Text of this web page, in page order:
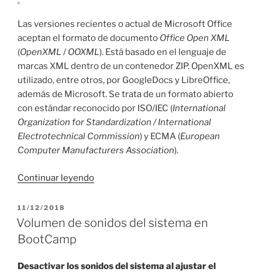
Las versiones recientes o actual de Microsoft Office
aceptan el formato de documento Office Open XML
(OpenXML / OOXML). Está basado en el lenguaje de
marcas XML dentro de un contenedor ZIP. OpenXML es
utilizado, entre otros, por GoogleDocs y LibreOffice,
además de Microsoft. Se trata de un formato abierto
con estándar reconocido por ISO/IEC (International
Organization for Standardization / International
Electrotechnical Commission) y ECMA (European
Computer Manufacturers Association).
Continuar leyendo«Error
XML
PUBLICADO
EL
11/12/2018
Volumen de sonidos del sistema en
BootCamp
Desactivar los sonidos del sistema al ajustar el